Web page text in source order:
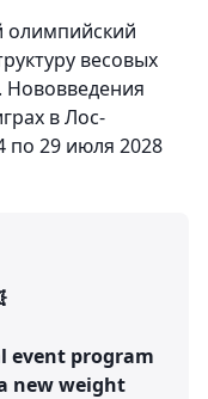
весовых
Нововведения
в Лос-
по 29 июля 2028
event program
new weight